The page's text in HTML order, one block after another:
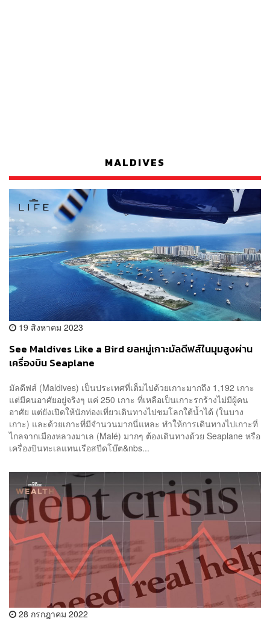
MALDIVES
19 สิงหาคม 2023
See Maldives Like a Bird ยลหมู่เกาะมัลดีฟส์ในมุมสูงผ่าน
เครื่องบิน Seaplane
มัลดีฟส์ (Maldives) เป็นประเทศที่เต็มไปด้วยเกาะมากถึง 1,192 เกาะ
แต่มีคนอาศัยอยู่จริงๆ แค่ 250 เกาะ ที่เหลือเป็นเกาะรกร้างไม่มีผู้คน
อาศัย แต่ยังเปิดให้นักท่องเที่ยวเดินทางไปชมโลกใต้น้ำได้ (ในบาง
เกาะ) และด้วยเกาะที่มีจำนวนมากนี่แหละ ทำให้การเดินทางไปเกาะที่
ไกลจากเมืองหลวงมาเล (Malé) มากๆ ต้องเดินทางด้วย Seaplane หรือ
เครื่องบินทะเลแทนเรือสปีดโบ๊ต&nbs...
28 กรกฎาคม 2022